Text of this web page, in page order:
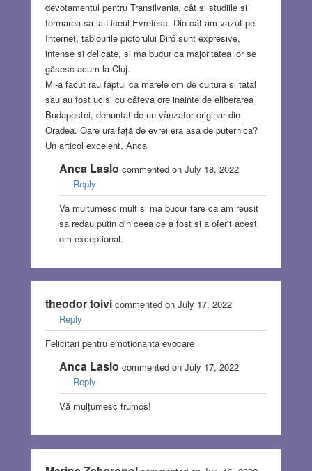
devotamentul pentru Transilvania, cât si studiile si
formarea sa la Liceul Evreiesc. Din cât am vazut pe
Internet, tablourile pictorului Biró sunt expresive,
intense si delicate, si ma bucur ca majoritatea lor se
găsesc acum la Cluj.
Mi-a facut rau faptul ca marele om de cultura si tatal
sau au fost ucisi cu câteva ore inainte de eliberarea
Budapestei, denuntat de un vànzator originar din
Oradea. Oare ura față de evrei era asa de puternica?
Un articol excelent, Anca
Anca Laslo commented on July 18, 2022
Reply
Va multumesc mult si ma bucur tare ca am reusit
sa redau putin din ceea ce a fost si a oferit acest
om exceptional.
theodor toivicommented on July 17, 2022
Reply
Felicitari pentru emotionanta evocare
Anca Laslo commented on July 17, 2022
Reply
Vă mulțumesc frumos!